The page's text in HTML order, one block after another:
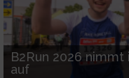
B2Run 2026
auf